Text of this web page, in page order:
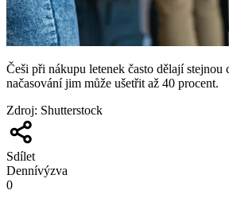
Češi při nákupu letenek často dělají stejnou
načasování jim může ušetřit až 40 procent.
Zdroj: Shutterstock
Sdílet
Dennívýzva
0